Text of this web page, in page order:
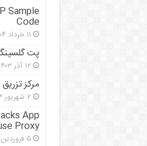
Sample
Code
۱۱ خرداد ۱۴۰۴
پت
۱۲ آذر ۱۴۰۳
مرکز
۲ شهریور ۱۴۰۳
App
Proxy
۵ فروردین ۱۴۰۳